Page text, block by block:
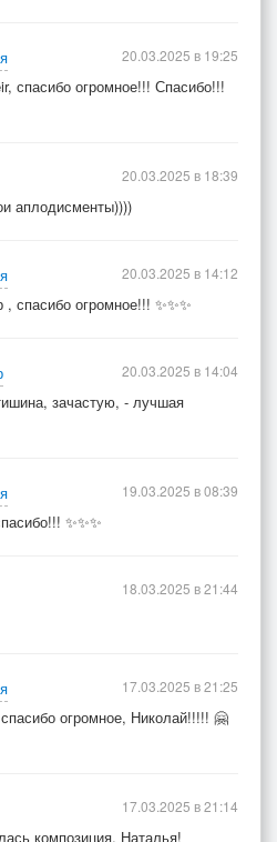
спасибо огромное!!! Спасибо!!!
20.03.2025 в 19:25
аплодисменты))))
20.03.2025 в 18:39
спасибо огромное!!! ✨✨✨
20.03.2025 в 14:12
зачастую, - лучшая
20.03.2025 в 14:04
✨✨✨
19.03.2025 в 08:39
18.03.2025 в 21:44
огромное, Николай!!!!! 🤗
17.03.2025 в 21:25
композиция, Наталья!
17.03.2025 в 21:14